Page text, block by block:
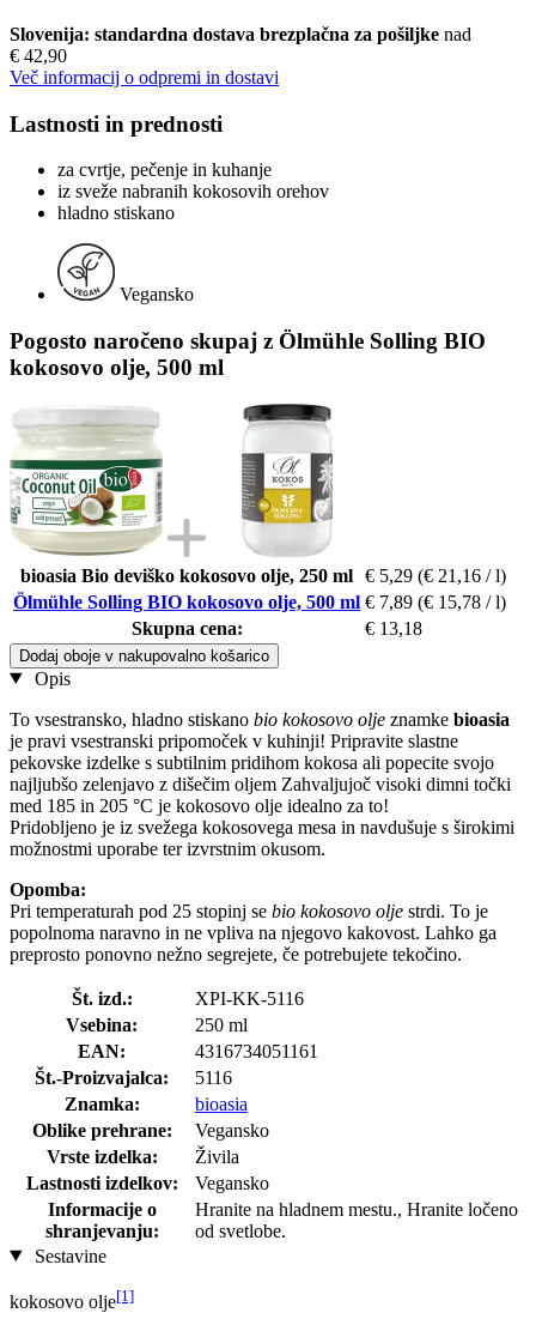
Slovenija: standardna dostava brezplačna za pošiljke nad
€ 42,90
Več informacij o odpremi in dostavi
Lastnosti in prednosti
za cvrtje, pečenje in kuhanje
iz sveže nabranih kokosovih orehov
hladno stiskano
Vegansko
Pogosto naročeno skupaj z Ölmühle Solling BIO
kokosovo olje, 500 ml
bioasia Bio deviško kokosovo olje, 250 ml € 5,29 (€ 21,16 / l)
Ölmühle Solling BIO kokosovo olje, 500 ml € 7,89 (€ 15,78 / l)
Skupna cena:
€ 13,18
Dodaj oboje v nakupovalno košarico
Opis
To vsestransko, hladno stiskano bio kokosovo olje znamke bioasia
je pravi vsestranski pripomoček v kuhinji! Pripravite slastne
pekovske izdelke s subtilnim pridihom kokosa ali popecite svojo
najljubšo zelenjavo z dišečim oljem Zahvaljujoč visoki dimni točki
med 185 in 205 °C je kokosovo olje idealno za to!
Pridobljeno je iz svežega kokosovega mesa in navdušuje s širokimi
možnostmi uporabe ter izvrstnim okusom.
Opomba:
Pri temperaturah pod 25 stopinj se bio kokosovo olje strdi. To je
popolnoma naravno in ne vpliva na njegovo kakovost. Lahko ga
preprosto ponovno nežno segrejete, če potrebujete tekočino.
Št. izd.:
XPI-KK-5116
Vsebina:
250 ml
EAN:
4316734051161
Št.-Proizvajalca:
5116
Znamka:
bioasia
Oblike prehrane:
Vegansko
Vrste izdelka:
Živila
Lastnosti izdelkov:
Vegansko
Informacije o
shranjevanju:
Hranite na hladnem mestu., Hranite ločeno
od svetlobe.
Sestavine
kokosovo olje[1]